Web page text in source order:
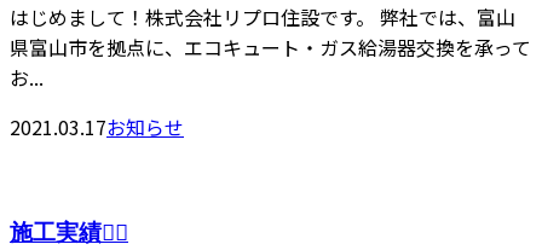
はじめまして！株式会社リプロ住設です。 弊社では、富山
県富山市を拠点に、エコキュート・ガス給湯器交換を承って
お...
2021.03.17お知らせ
施工実績👷‍♂️